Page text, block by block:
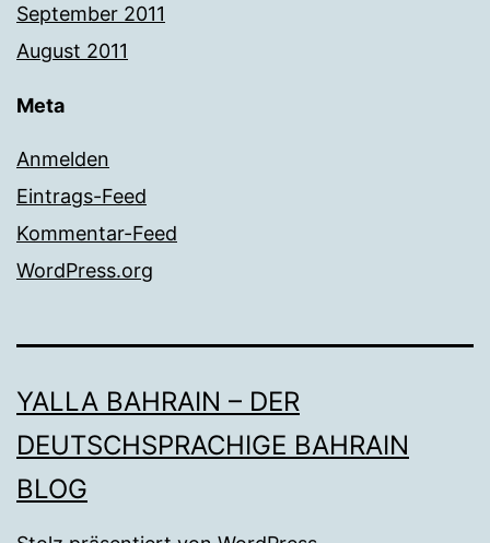
September 2011
August 2011
Meta
Anmelden
Eintrags-Feed
Kommentar-Feed
WordPress.org
YALLA BAHRAIN – DER
DEUTSCHSPRACHIGE BAHRAIN
BLOG